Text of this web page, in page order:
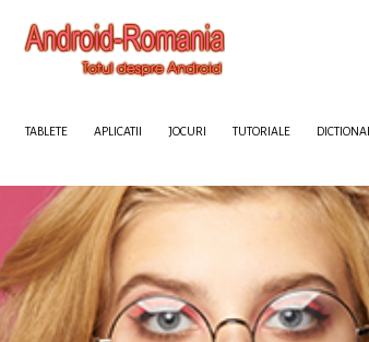
TABLETE APLICATII JOCURI TUTORIALE